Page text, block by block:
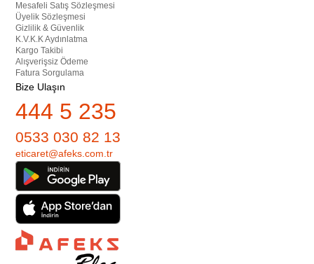
Mesafeli Satış Sözleşmesi
Üyelik Sözleşmesi
Gizlilik & Güvenlik
K.V.K.K Aydınlatma
Kargo Takibi
Alışverişsiz Ödeme
Fatura Sorgulama
Bize Ulaşın
444 5 235
0533 030 82 13
eticaret@afeks.com.tr